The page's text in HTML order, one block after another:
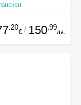
.20
€ / 150.99
лв.